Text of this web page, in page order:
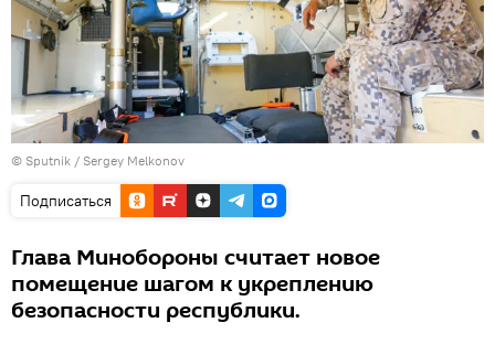
© Sputnik / Sergey Melkonov
Подписаться
Глава Минобороны считает новое
помещение шагом к укреплению
безопасности республики.